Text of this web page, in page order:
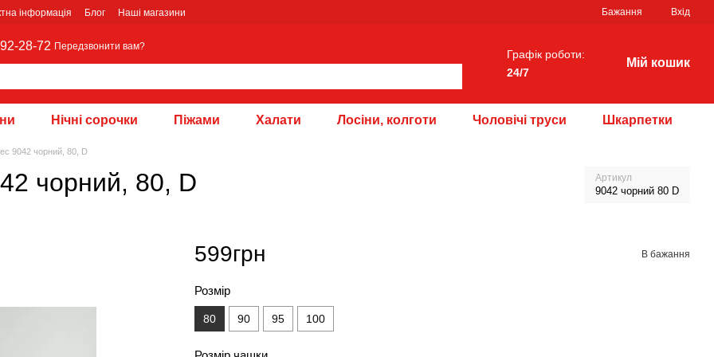
інформація Блог Наші магазини Бажання Вхід
28-72 Передзвонити вам?
Графік роботи:
24/7
Мій кошик
Нічні сорочки Піжами Халати Лосіни, колготи Чоловічі труси Шкарпетки
9042 чорний, 80, D
чорний, 80, D Артикул
9042 чорний 80 D
599грн В бажання
Розмір
80 90 95 100